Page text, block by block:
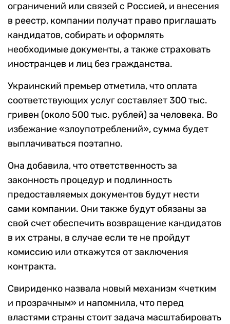
ограничений или связей с Россией, и внесения
в реестр, компании получат право приглашать
кандидатов, собирать и оформлять
необходимые документы, а также страховать
иностранцев и лиц без гражданства.
Украинский премьер отметила, что оплата
соответствующих услуг составляет 300 тыс.
гривен (около 500 тыс. рублей) за человека. Во
избежание «злоупотреблений», сумма будет
выплачиваться поэтапно.
Она добавила, что ответственность за
законность процедур и подлинность
предоставляемых документов будут нести
сами компании. Они также будут обязаны за
свой счет обеспечить возвращение кандидатов
в их страны, в случае если те не пройдут
комиссию или откажутся от заключения
контракта.
Свириденко назвала новый механизм «четким
и прозрачным» и напомнила, что перед
властями страны стоит задача масштабировать